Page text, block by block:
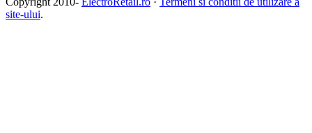
site-ului.